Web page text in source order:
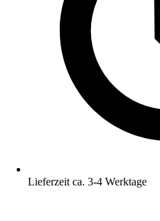
Lieferzeit ca. 3-4 Werktage